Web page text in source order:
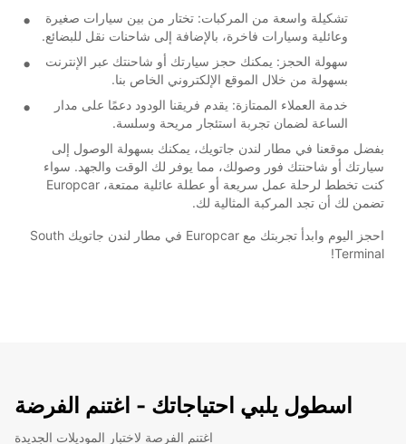
تشكيلة واسعة من المركبات: تختار من بين سيارات صغيرة
وعائلية وسيارات فاخرة، بالإضافة إلى شاحنات نقل للبضائع.
سهولة الحجز: يمكنك حجز سيارتك أو شاحنتك عبر الإنترنت
بسهولة من خلال الموقع الإلكتروني الخاص بنا.
خدمة العملاء الممتازة: يقدم فريقنا الودود دعمًا على مدار
الساعة لضمان تجربة استئجار مريحة وسلسة.
بفضل موقعنا في مطار لندن جاتويك، يمكنك بسهولة الوصول إلى
سيارتك أو شاحنتك فور وصولك، مما يوفر لك الوقت والجهد. سواء
كنت تخطط لرحلة عمل سريعة أو عطلة عائلية ممتعة، Europcar
تضمن لك أن تجد المركبة المثالية لك.
احجز اليوم وابدأ تجربتك مع Europcar في مطار لندن جاتويك South
Terminal!
اسطول يلبي احتياجاتك - اغتنم الفرضة
اغتنم الفرصة لاختبار الموديلات الجديدة